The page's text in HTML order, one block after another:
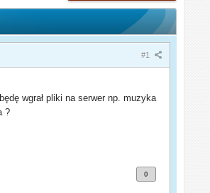
#1
wgrał pliki na serwer np. muzyka
?
0